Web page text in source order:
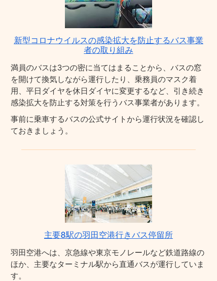
新型コロナウイルスの感染拡大を防止するバス事業
者の取り組み
満員のバスは3つの密に当てはまることから、バスの窓
を開けて換気しながら運行したり、乗務員のマスク着
用、平日ダイヤを休日ダイヤに変更するなど、引き続き
感染拡大を防止する対策を行うバス事業者があります。
事前に乗車するバスの公式サイトから運行状況を確認し
ておきましょう。
主要8駅の羽田空港行きバス停留所
羽田空港へは、京急線や東京モノレールなど鉄道路線の
ほか、主要なターミナル駅から直通バスが運行していま
す。